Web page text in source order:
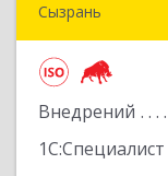
Сызрань
Внедрений
1С:Специалист